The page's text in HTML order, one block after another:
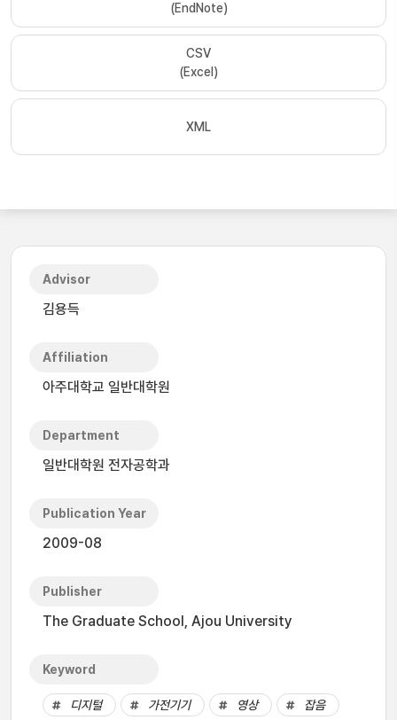
(EndNote)
CSV
(Excel)
XML
Advisor
김용득
Affiliation
아주대학교 일반대학원
Department
일반대학원 전자공학과
Publication Year
2009-08
Publisher
The Graduate School, Ajou University
Keyword
디지털 가전기기 영상
잡음